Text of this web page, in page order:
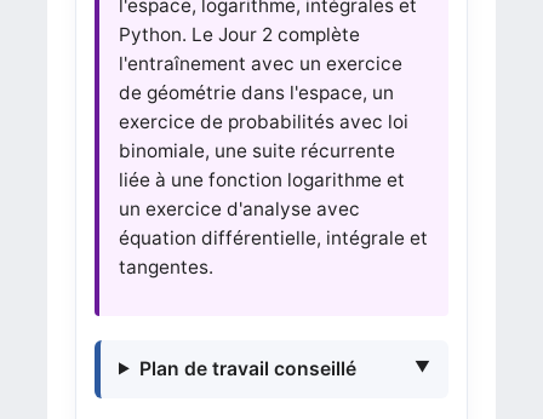
l'espace, logarithme, intégrales et
Python. Le Jour 2 complète
l'entraînement avec un exercice
de géométrie dans l'espace, un
exercice de probabilités avec loi
binomiale, une suite récurrente
liée à une fonction logarithme et
un exercice d'analyse avec
équation différentielle, intégrale et
tangentes.
Plan de travail conseillé